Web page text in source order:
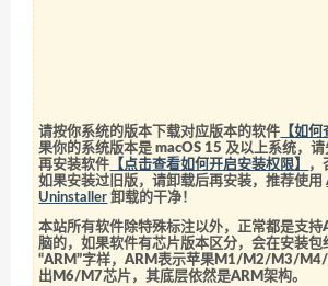
请按你系统的版本下载对应版本的软件 【如
果你的系统版本是 macOS 15 及以上系统，
再安装软件 【点击查看如何开启安装权限】
，
如果安装过旧版，请卸载后再安装，推荐使用
Uninstaller 卸载的干净！
本站所有软件除特殊标注以外，正常都是支
脑的，如果软件有芯片版本区分，会在安装包
“ARM”字样，ARM表示苹果M1/M2/M3/
出M6/M7芯片，其底层依然是ARM架构。